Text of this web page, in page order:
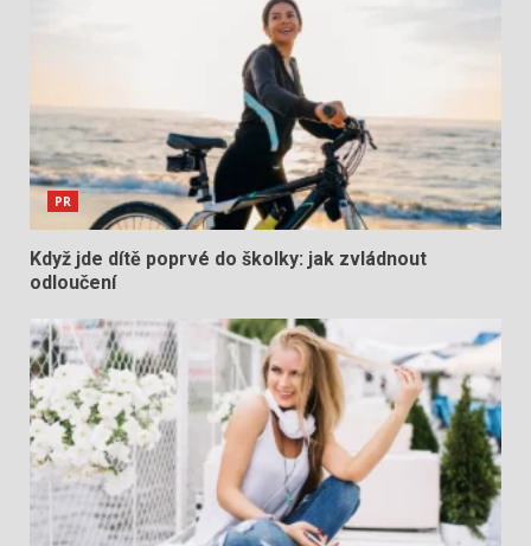
PR
Když jde dítě poprvé do školky: jak zvládnout
odloučení